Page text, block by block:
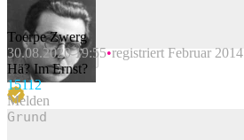
Beitrag melden
Toerpe Zwerg
30.08.2020 19:55 registriert Februar 2014
Hä? Im Ernst?
15112
Melden